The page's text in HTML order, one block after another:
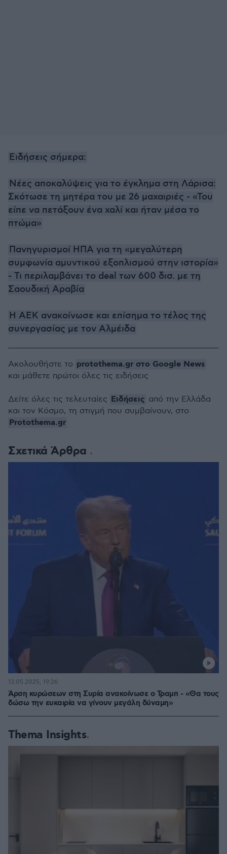
Ειδήσεις σήμερα:
Νέες αποκαλύψεις για το έγκλημα στη Λάρισα:
Σκότωσε τη μητέρα του με 26 μαχαιριές - «Του
είπε να πετάξουν ένα χαλί και ήταν μέσα το
πτώμα»
Πανηγυρισμοί ΗΠΑ για τη «μεγαλύτερη
συμφωνία αμυντικού εξοπλισμού στην ιστορία»
- Τι περιλαμβάνει το deal των 600 δισ. με τη
Σαουδική Αραβία
Η ΑΕΚ ανακοίνωσε και επίσημα το τέλος της
συνεργασίας με τον Αλμέιδα
Σχετικά Άρθρα
Άρση κυρώσεων στη Συρία ανακοίνωσε ο Τραμπ - «Θα τους
δώσω την ευκαιρία να γίνουν μεγάλη δύναμη»
13.05.2025, 19:26
Thema Insights
Ακολουθήστε το protothema.gr στο Google News
και μάθετε πρώτοι όλες τις ειδήσεις
Δείτε όλες τις τελευταίες Ειδήσεις από την Ελλάδα
και τον Κόσμο, τη στιγμή που συμβαίνουν, στο
Protothema.gr